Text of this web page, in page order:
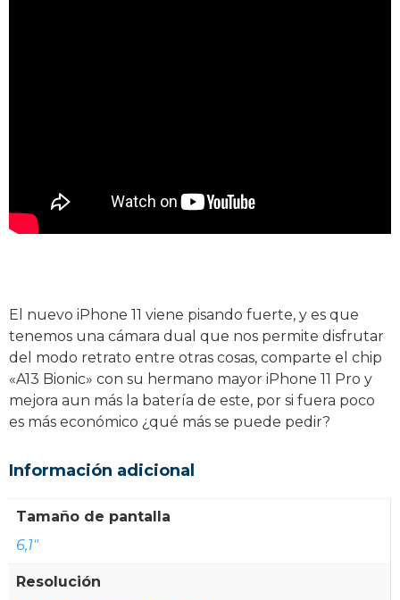
El nuevo iPhone 11 viene pisando fuerte, y es que
tenemos una cámara dual que nos permite disfrutar
del modo retrato entre otras cosas, comparte el chip
«A13 Bionic» con su hermano mayor iPhone 11 Pro y
mejora aun más la batería de este, por si fuera poco
es más económico ¿qué más se puede pedir?
Información adicional
Tamaño de pantalla
6,1"
Resolución